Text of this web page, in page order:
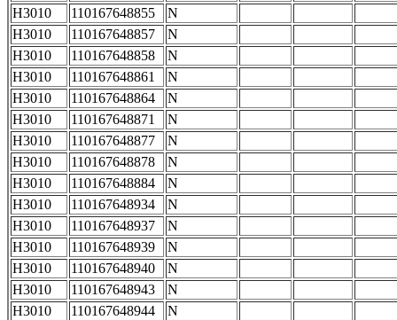
H3010
110167648855
N
H3010
110167648857
N
H3010
110167648858
N
H3010
110167648861
N
H3010
110167648864
N
H3010
110167648871
N
H3010
110167648877
N
H3010
110167648878
N
H3010
110167648884
N
H3010
110167648934
N
H3010
110167648937
N
H3010
110167648939
N
H3010
110167648940
N
H3010
110167648943
N
H3010
110167648944
N